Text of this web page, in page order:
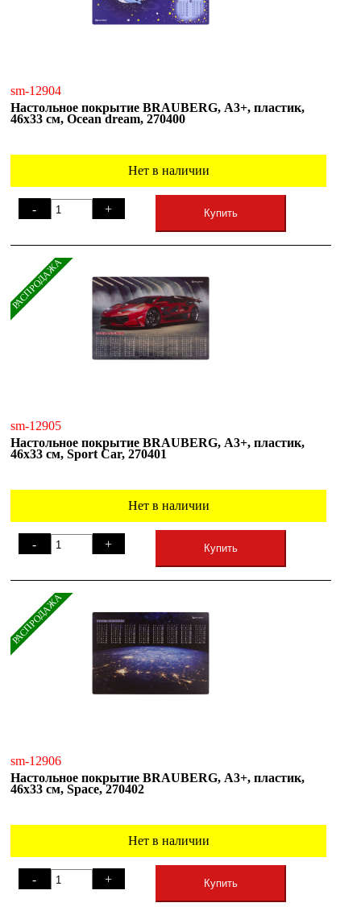
sm-12904
Настольное покрытие BRAUBERG, А3+, пластик,
46x33 см, Ocean dream, 270400
Нет в наличии
- + Купить
РАСПРОДАЖА
sm-12905
Настольное покрытие BRAUBERG, А3+, пластик,
46x33 см, Sport Car, 270401
Нет в наличии
- + Купить
РАСПРОДАЖА
sm-12906
Настольное покрытие BRAUBERG, А3+, пластик,
46x33 см, Space, 270402
Нет в наличии
- + Купить